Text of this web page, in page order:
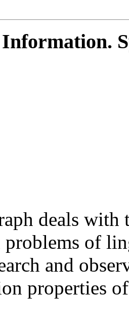
deals with
of
and
properties